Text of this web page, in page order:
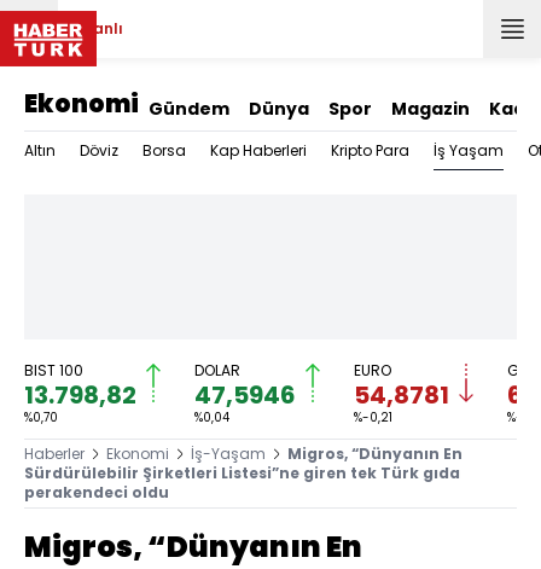
Canlı
Ekonomi Gündem Dünya Spor Magazin
Altın Döviz Borsa Kap Haberleri Kripto Para İş Yaşam
BIST 100
13.798,82
%0,70
DOLAR
47,5946
%0,04
EURO
54,8781
%-0,21 %-
Haberler Ekonomi İş-Yaşam
Migros, “Dünyanın En
Sürdürülebilir Şirketleri Listesi”ne giren tek Türk gıda
perakendeci oldu
Migros, “Dünyanın En